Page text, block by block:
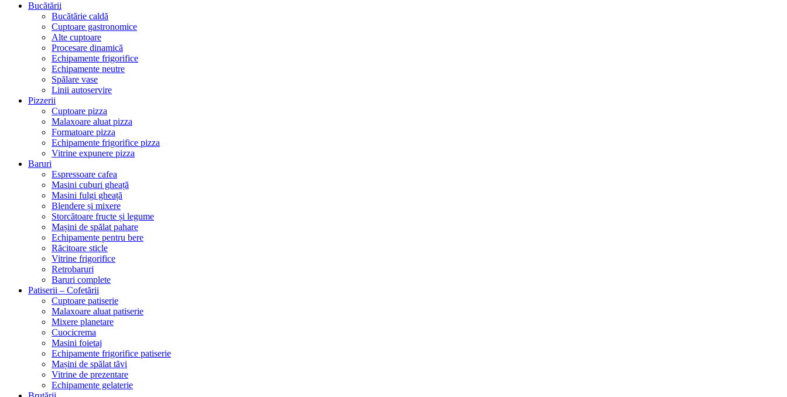
Bucătării
Bucătărie caldă
Cuptoare gastronomice
Alte cuptoare
Procesare dinamică
Echipamente frigorifice
Echipamente neutre
Spălare vase
Linii autoservire
Pizzerii
Cuptoare pizza
Malaxoare aluat pizza
Formatoare pizza
Echipamente frigorifice pizza
Vitrine expunere pizza
Baruri
Espressoare cafea
Masini cuburi gheață
Masini fulgi gheață
Blendere și mixere
Storcătoare fructe și legume
Mașini de spălat pahare
Echipamente pentru bere
Răcitoare sticle
Vitrine frigorifice
Retrobaruri
Baruri complete
Patiserii – Cofetării
Cuptoare patiserie
Malaxoare aluat patiserie
Mixere planetare
Cuocicrema
Masini foietaj
Echipamente frigorifice patiserie
Mașini de spălat tăvi
Vitrine de prezentare
Echipamente gelaterie